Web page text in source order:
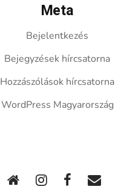
Meta
Bejelentkezés
Bejegyzések hírcsatorna
Hozzászólások hírcsatorna
WordPress Magyarország